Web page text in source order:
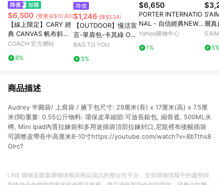
$6,500 (雙重省$10,800)
【線上限定】CARY 經
典 CANVAS 帆布斜背
手袋
COACH 官方網站
8%
降價
$1,246 (降$534)
【OUTDOOR】慢活宣
言-單肩包-卡其綠 OD2
33316KI
BAG TO YOU
3%
$6,650
PORTER INTERNATIO
NAL - 自信經典NEW
HEAT斜背包 - 全黑
Yahoo購物中心
1%
層
商品描述
Audrey 半圓袋/ 上肩袋 / 腋下包尺寸: 29厘米(長) x 17厘米(高) x 7.5厘
米(闊)重量: 0.55公斤物料: 環保皮革細節:可放長銀包, 縮骨遮, 500ML水
樽, Mini Ipad內置拉鍊袋和多用途插袋頂部拉鍊封口,尼龍裡布後幅插袋
可調整皮帶長中高厘米8-10寸https://youtube.com/watch?v=8bTths8
Glrc?
LINE 購物是匯集購物情報與商品資訊的整合性平台，並依購物情報中的趨勢與